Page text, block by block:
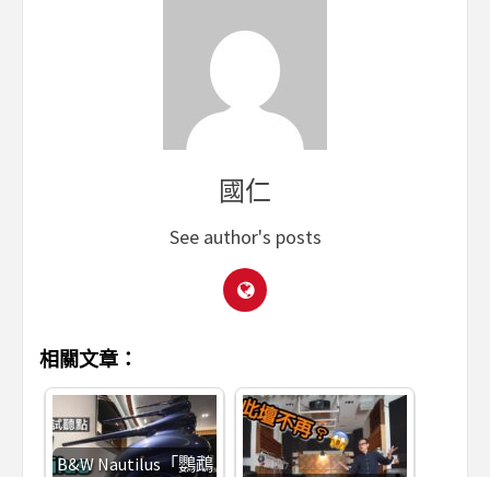
國仁
See author's posts
相關文章：
B&W Nautilus「鸚鵡